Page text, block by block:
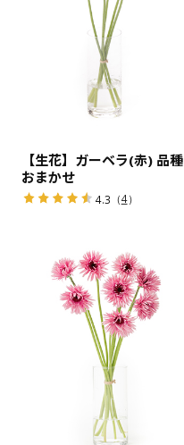
【生花】ガーベラ(赤) 品種
おまかせ
4.3 （4）